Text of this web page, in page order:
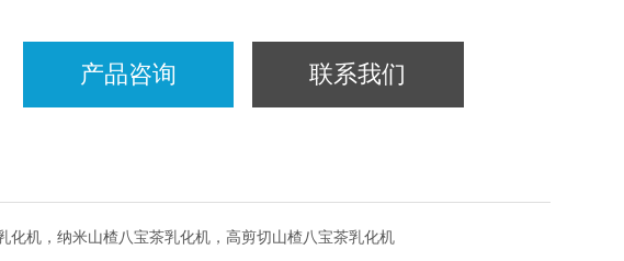
产品咨询 联系我们
化机，纳米山楂八宝茶乳化机，高剪切山楂八宝茶乳化机